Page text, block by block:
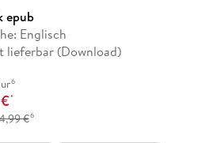
epub
Englisch
lieferbar (Download)
6
*
€6